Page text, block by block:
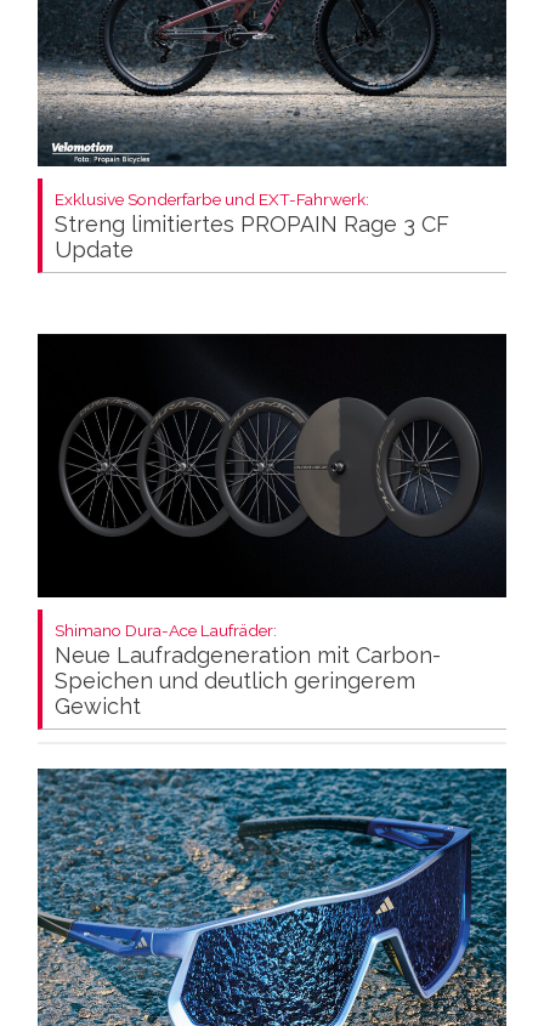
Exklusive Sonderfarbe und EXT-Fahrwerk:
Streng limitiertes PROPAIN Rage 3 CF
Update
Shimano Dura-Ace Laufräder:
Neue Laufradgeneration mit Carbon-
Speichen und deutlich geringerem
Gewicht